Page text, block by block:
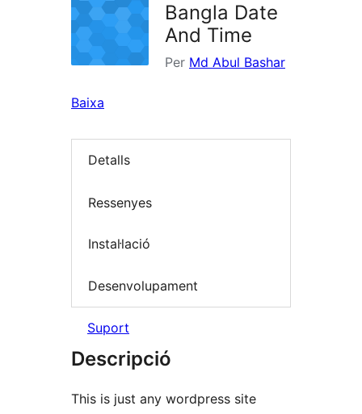
Bangla Date
And Time
Per Md Abul Bashar
Baixa
Detalls
Ressenyes
Instal·lació
Desenvolupament
Suport
Descripció
This is just any wordpress site